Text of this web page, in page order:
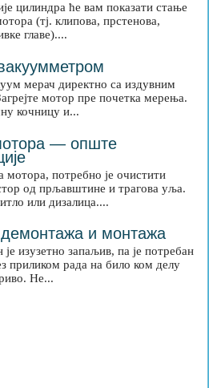
цилиндра ће вам показати стање
(тј. клипова, прстенова,
главе)....
мерач директно са издувним
мотор пре почетка мерења.
кочницу и...
— опште
потребно је очистити
од прљавштине и трагова уља.
или дизалица....
и монтажа
изузетно запаљив, па је потребан
приликом рада на било ком делу
Не...